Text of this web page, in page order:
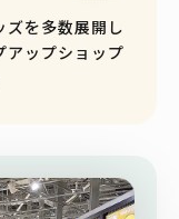
ズを多数展開し
アップショップ